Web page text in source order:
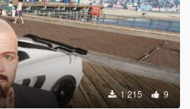
1 215 9